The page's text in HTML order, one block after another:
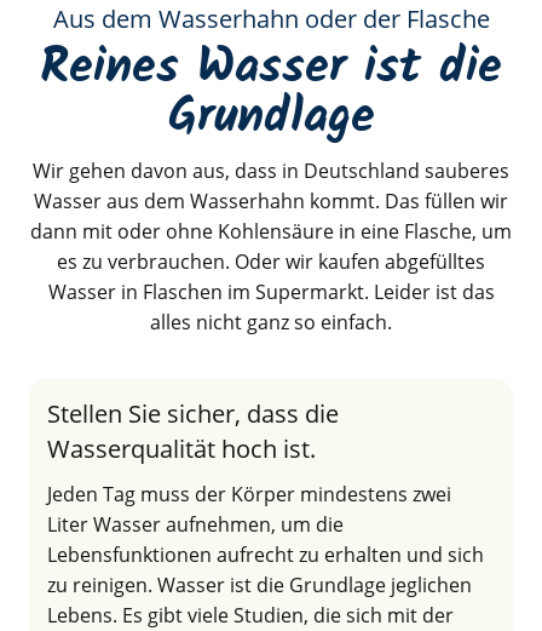
Aus dem Wasserhahn oder der Flasche
Reines Wasser ist die
Grundlage
Wir gehen davon aus, dass in Deutschland sauberes
Wasser aus dem Wasserhahn kommt. Das füllen wir
dann mit oder ohne Kohlensäure in eine Flasche, um
es zu verbrauchen. Oder wir kaufen abgefülltes
Wasser in Flaschen im Supermarkt. Leider ist das
alles nicht ganz so einfach.
Stellen Sie sicher, dass die
Wasserqualität hoch ist.
Jeden Tag muss der Körper mindestens zwei
Liter Wasser aufnehmen, um die
Lebensfunktionen aufrecht zu erhalten und sich
zu reinigen. Wasser ist die Grundlage jeglichen
Lebens. Es gibt viele Studien, die sich mit der